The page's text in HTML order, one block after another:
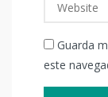
Guarda
este